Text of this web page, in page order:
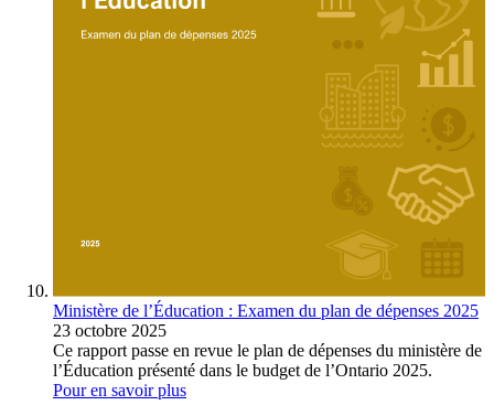
Ministère de l’Éducation : Examen du plan de dépenses 2025
23 octobre 2025
Ce rapport passe en revue le plan de dépenses du ministère de
l’Éducation présenté dans le budget de l’Ontario 2025.
Pour en savoir plus